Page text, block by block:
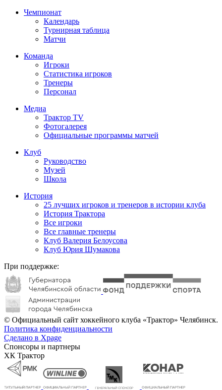
Чемпионат
Календарь
Турнирная таблица
Матчи
Команда
Игроки
Статистика игроков
Тренеры
Персонал
Медиа
Трактор TV
Фотогалерея
Официальные программы матчей
Клуб
Руководство
Музей
Школа
История
25 лучших игроков и тренеров в истории клуба
История Трактора
Все игроки
Все главные тренеры
Клуб Валерия Белоусова
Клуб Юрия Шумакова
При поддержке:
© Официальный сайт хоккейного клуба «Трактор» Челябинск.
Политика конфиденциальности
Сделано в Xpage
Спонсоры и партнеры
ХК Трактор